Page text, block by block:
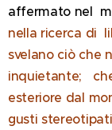
affermato nel
nella ricerca di
svelano ciò che
inquietante;
esteriore dal
gusti